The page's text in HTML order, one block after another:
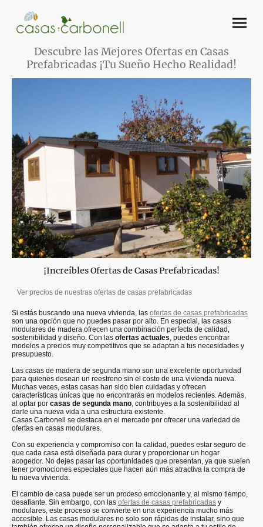
Descubre las Mejores Ofertas en Casas
Prefabricadas ¡Tu Sueño Hecho Realidad!
¡Increíbles Ofertas de Casas Prefabricadas!
Ver precios de nuestras ofertas de casas prefabricadas
Si estás buscando una nueva vivienda, las ofertas de casas prefabricadas
son una opción que no puedes pasar por alto. En especial, las casas
modulares de madera ofrecen una combinación perfecta de calidad,
sostenibilidad y diseño. Con las ofertas actuales , puedes encontrar
modelos a precios muy competitivos que se adaptan a tus necesidades y
presupuesto.
Las casas de madera de segunda mano son una excelente oportunidad
para quienes desean un reestreno sin el costo de una vivienda nueva.
Muchas veces, estas casas han sido bien cuidadas y ofrecen
características únicas que no encontrarás en modelos recientes. Además,
al optar por casas de segunda mano , contribuyes a la sostenibilidad al
darle una nueva vida a una estructura existente.
Casas Carbonell se destaca en el mercado por ofrecer una variedad de
ofertas en casas modulares.
Con su experiencia y compromiso con la calidad, puedes estar seguro de
que cada casa está diseñada para durar y proporcionar un hogar
acogedor. No dejes pasar las oportunidades que presentan, ya que suelen
tener promociones especiales que hacen aún más atractiva la compra de
tu nueva vivienda.
El cambio de casa puede ser un proceso emocionante y, al mismo tiempo,
desafiante. Sin embargo, con las ofertas de casas prefabricadas y
modulares, este proceso se convierte en una experiencia mucho más
accesible. Las casas modulares no solo son rápidas de instalar, sino que